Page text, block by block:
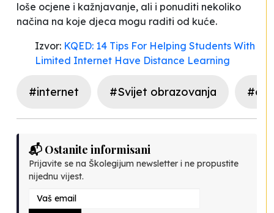
loše ocjene i kažnjavanje, ali i ponuditi nekoliko
načina na koje djeca mogu raditi od kuće.
Izvor: KQED: 14 Tips For Helping Students With
Limited Internet Have Distance Learning
#internet #Svijet obrazovanja
📬 Ostanite informisani
Prijavite se na Školegijum newsletter i ne propustite
nijednu vijest.